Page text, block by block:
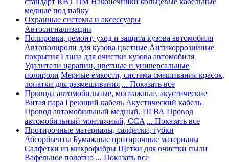
медные под пайку
Охранные системы и аксессуары
Автосигнализации
Полировка, ремонт, уход и защита кузова автомобиля
Автополироли для кузова цветные Антикоррозийные
покрытия Глина для очистки кузова автомобиля
Удалители царапин, цветные и универсальные
полироли Мерные емкости, система смешивания красок,
лопатки для размешивания ... Показать все
Провода автомобильные, монтажные, акустические
Витая пара Греющий кабель Акустический кабель
Провод автомобильный медный, ПГВА Провод
автомобильный монтажный, CCA ... Показать все
Протирочные материалы, салфетки, губки
Абсорбьенты Бумажные протирочные материалы
Салфетки из микрофибры Щетки для очистки пыли
Вафельное полотно ... Показать все